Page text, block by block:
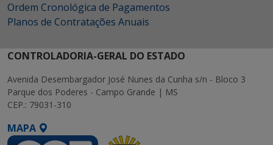
Ordem Cronológica de Pagamentos
Planos de Contratações Anuais
CONTROLADORIA-GERAL DO ESTADO
Avenida Desembargador José Nunes da Cunha s/n - Bloco 3
Parque dos Poderes - Campo Grande | MS
CEP.: 79031-310
MAPA